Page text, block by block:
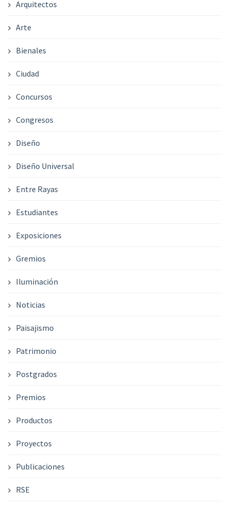
Arquitectos
Arte
Bienales
Ciudad
Concursos
Congresos
Diseño
Diseño Universal
Entre Rayas
Estudiantes
Exposiciones
Gremios
Iluminación
Noticias
Paisajismo
Patrimonio
Postgrados
Premios
Productos
Proyectos
Publicaciones
RSE